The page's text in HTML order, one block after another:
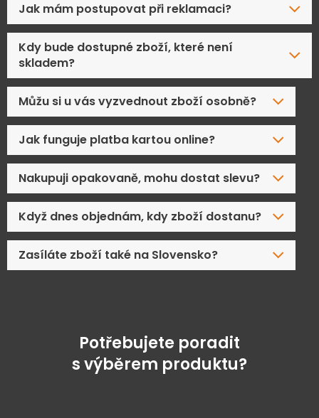
Jak mám postupovat při reklamaci?
Kdy bude dostupné zboží, které není
skladem?
Můžu si u vás vyzvednout zboží osobně?
Jak funguje platba kartou online?
Nakupuji opakovaně, mohu dostat slevu?
Když dnes objednám, kdy zboží dostanu?
Zasíláte zboží také na Slovensko?
Potřebujete poradit
s výběrem produktu?